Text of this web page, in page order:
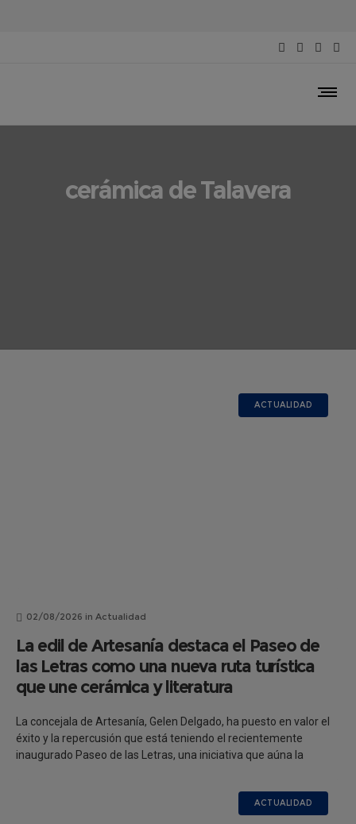
cerámica de Talavera
ACTUALIDAD
02/08/2026 in Actualidad
La edil de Artesanía destaca el Paseo de
las Letras como una nueva ruta turística
que une cerámica y literatura
La concejala de Artesanía, Gelen Delgado, ha puesto en valor el
éxito y la repercusión que está teniendo el recientemente
inaugurado Paseo de las Letras, una iniciativa que aúna la
ACTUALIDAD